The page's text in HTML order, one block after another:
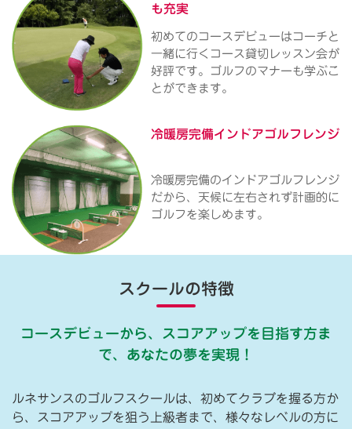
も充実
初めてのコースデビューはコーチと
一緒に行くコース貸切レッスン会が
好評です。ゴルフのマナーも学ぶこ
とができます。
冷暖房完備インドアゴルフレンジ
冷暖房完備のインドアゴルフレンジ
だから、天候に左右されず計画的に
ゴルフを楽しめます。
スクールの特徴
コースデビューから、スコアアップを目指す方ま
で、あなたの夢を実現！
ルネサンスのゴルフスクールは、初めてクラブを握る方か
ら、スコアアップを狙う上級者まで、様々なレベルの方に